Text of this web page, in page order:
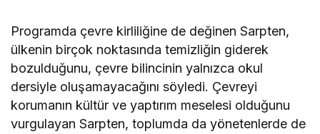
Programda çevre kirliliğine de değinen Sarpten,
ülkenin birçok noktasında temizliğin giderek
bozulduğunu, çevre bilincinin yalnızca okul
dersiyle oluşamayacağını söyledi. Çevreyi
korumanın kültür ve yaptırım meselesi olduğunu
vurgulayan Sarpten, toplumda da yönetenlerde de